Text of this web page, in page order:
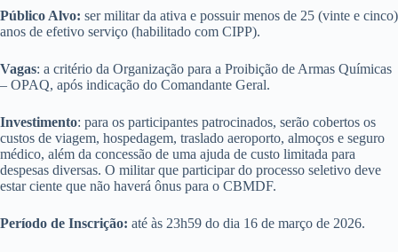
Público Alvo: ser militar da ativa e possuir menos de 25 (vinte e cinco)
anos de efetivo serviço (habilitado com CIPP).
Vagas: a critério da Organização para a Proibição de Armas Químicas
– OPAQ, após indicação do Comandante Geral.
Investimento: para os participantes patrocinados, serão cobertos os
custos de viagem, hospedagem, traslado aeroporto, almoços e seguro
médico, além da concessão de uma ajuda de custo limitada para
despesas diversas. O militar que participar do processo seletivo deve
estar ciente que não haverá ônus para o CBMDF.
Período de Inscrição: até às 23h59 do dia 16 de março de 2026.